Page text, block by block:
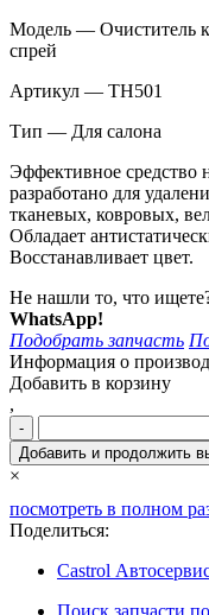
Модель — Очиститель
спрей
Артикул — TH501
Тип — Для салона
Эффективное средство
разработано для
тканевых, ковровых,
Обладает
Восстанавливает цвет.
Не нашли то, что
WhatsApp!
Подобрать запчасть
Информация о
Добавить в корзину
,
-
Добавить и продолжить
×
посмотреть в полном
Поделиться:
Castrol
Поиск запчасти